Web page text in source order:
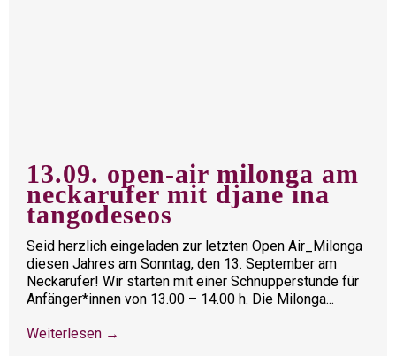
13.09. open-air milonga am
neckarufer mit djane ina
tangodeseos
Seid herzlich eingeladen zur letzten Open Air_Milonga
diesen Jahres am Sonntag, den 13. September am
Neckarufer! Wir starten mit einer Schnupperstunde für
Anfänger*innen von 13.00 – 14.00 h. Die Milonga...
Weiterlesen →